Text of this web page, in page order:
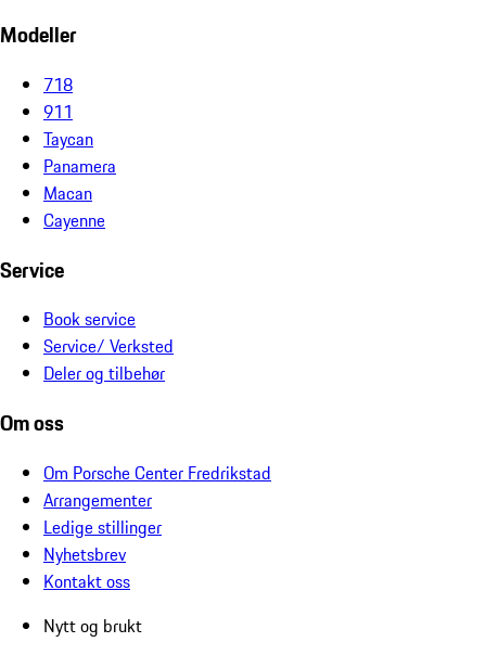
Modeller
718
911
Taycan
Panamera
Macan
Cayenne
Service
Book service
Service/ Verksted
Deler og tilbehør
Om oss
Om Porsche Center Fredrikstad
Arrangementer
Ledige stillinger
Nyhetsbrev
Kontakt oss
Nytt og brukt